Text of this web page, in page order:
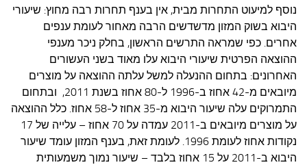
נוסף למיעוט התחרות מבית, אין בענף תחרות רבה מחוץ: שיעורי
היבוא בשוק המזון מדשדשים הרבה מאחור לעומת ענפים
אחרים. כפי שמראה התרשים הראשון, בחלק ניכר מענפי
ההוצאה הפרטית שיעורי היבוא עלו מאוד בשני העשורים
האחרונים: בתחום ההנעלה למשל עלתה ההוצאה על מוצרים
מיובאים מ-42 אחוז ב-1996 ל-80 אחוז בשנת 2011, ובתחום
התמרוקים עלה שיעור היבוא מ-35 אחוז ל-58 אחוז. כלל ההוצאה
על מוצרים מיובאים ב-2011 עמדה על 70 אחוז – עלייה של 17
נקודות אחוז לעומת 1996. לעומת זאת, בענף המזון עומד שיעור
היבוא ב-2011 על 15 אחוז בלבד – שיעור נמוך משמעותית